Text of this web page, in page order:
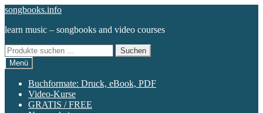
Zur
springen
Zum
springen
songbooks.info
learn music – songbooks and video courses
Suchen
nach:
Suchen
Menü
Buchformate: Druck, eBook, PDF
Video-Kurse
GRATIS / FREE